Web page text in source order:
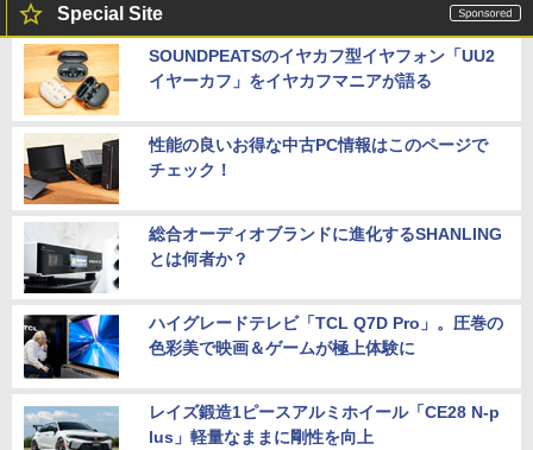
Special Site
SOUNDPEATSのイヤカフ型イヤフォン「UU2
イヤーカフ」をイヤカフマニアが語る
性能の良いお得な中古PC情報はこのページで
チェック！
総合オーディオブランドに進化するSHANLING
とは何者か？
ハイグレードテレビ「TCL Q7D Pro」。圧巻の
色彩美で映画＆ゲームが極上体験に
レイズ鍛造1ピースアルミホイール「CE28 N-p
lus」軽量なままに剛性を向上